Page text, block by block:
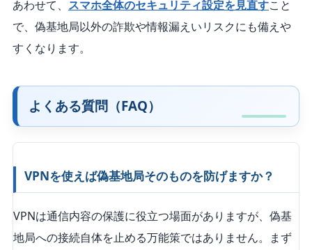
あわせて、 スマホ全体のセキュリティ設定を見直すこと
で、偽基地局以外の詐欺や情報漏えいリスクにも備えや
すくなります。
よくある質問（FAQ）
VPNを使えば偽基地局そのものを防げますか？
VPNは通信内容の保護に役立つ場面がありますが、偽基
地局への接続自体を止める万能策ではありません。まず